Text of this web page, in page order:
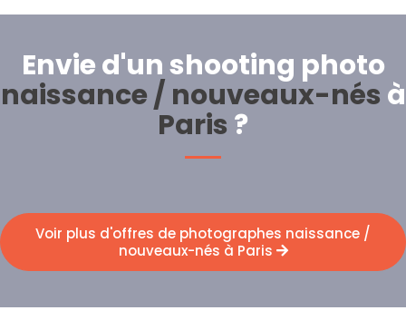
Envie d'un shooting photo
naissance / nouveaux-nés à
Paris ?
Voir plus d'offres de photographes naissance /
nouveaux-nés à Paris